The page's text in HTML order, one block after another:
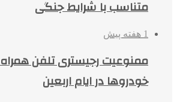
متناسب با شرایط جنگی
1 هفته پیش
ممنوعیت رجیستری تلفن
خودروها در ایام اربعین